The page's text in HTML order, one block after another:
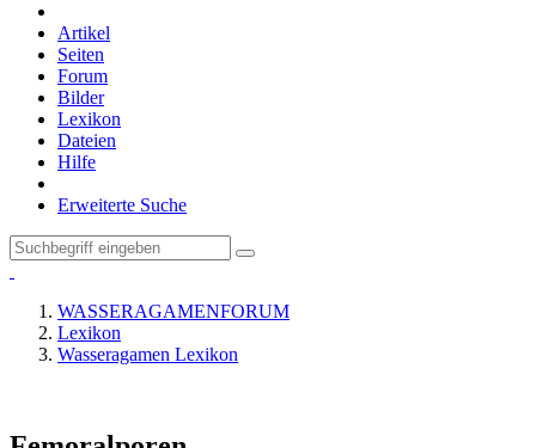
Artikel
Seiten
Forum
Bilder
Lexikon
Dateien
Hilfe
Erweiterte Suche
WASSERAGAMENFORUM
Lexikon
Wasseragamen Lexikon